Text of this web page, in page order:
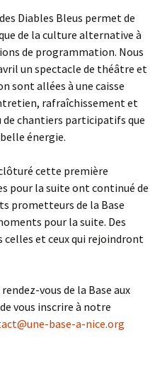
Diables Bleus permet de
de la culture alternative à
de programmation. Nous
un spectacle de théâtre et
sont allées à une caisse
rafraîchissement et
chantiers participatifs que
énergie.
cette première
pour la suite ont continué de
prometteurs de la Base
pour la suite. Des
celles et ceux qui rejoindront
vous de la Base aux
vous inscrire à notre
base-a-nice.org